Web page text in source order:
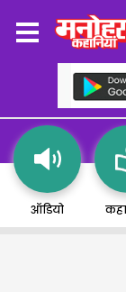
ऑडियो